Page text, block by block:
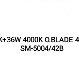
BLACK+36W 4000K O.BLADE
SM-5004/42B